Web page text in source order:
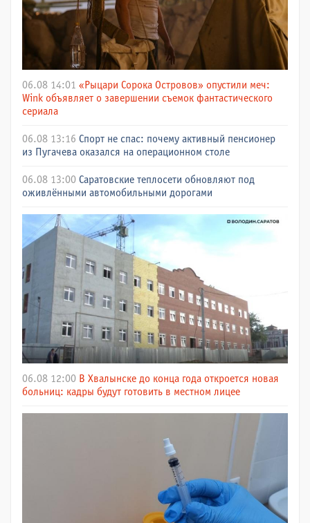
06.08 14:01 «Рыцари Сорока Островов» опустили меч:
Wink объявляет о завершении съемок фантастического
сериала
06.08 13:16 Спорт не спас: почему активный пенсионер
из Пугачева оказался на операционном столе
06.08 13:00 Саратовские теплосети обновляют под
оживлёнными автомобильными дорогами
06.08 12:00 В Хвалынске до конца года откроется новая
больниц: кадры будут готовить в местном лицее